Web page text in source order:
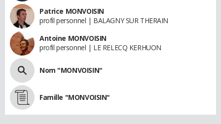
Patrice MONVOISIN
profil personnel | BALAGNY SUR THERAIN
Antoine MONVOISIN
profil personnel | LE RELECQ KERHUON
Nom "MONVOISIN"
Famille "MONVOISIN"